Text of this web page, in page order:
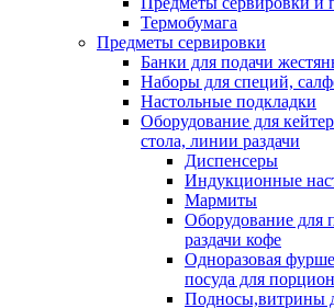
Термобумага
Предметы сервировки
Банки для подачи
Наборы для специй,
Настольные подкладки
Оборудование для
стола, линии раздачи
Диспенсеры
Индукционные
Мармиты
Оборудование для
раздачи кофе
Одноразовая
посуда для
Подносы,витрины